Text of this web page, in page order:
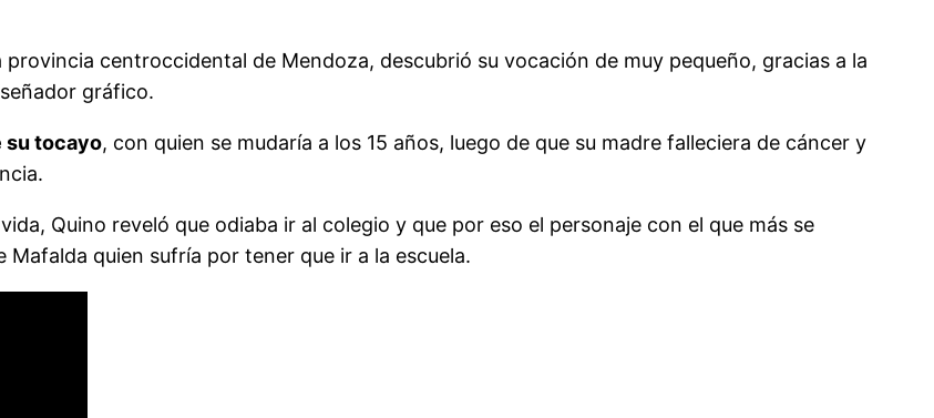
centroccidental de Mendoza, descubrió su vocación de muy pequeño, gracias a la
gráfico.
su tocayo, con quien se mudaría a los 15 años, luego de que su madre falleciera de cáncer y
Quino reveló que odiaba ir al colegio y que por eso el personaje con el que más se
quien sufría por tener que ir a la escuela.